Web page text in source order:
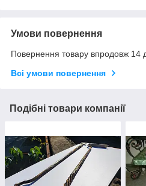
Умови повернення
Повернення товару впродовж 14
Всі умови повернення
Подібні товари компанії